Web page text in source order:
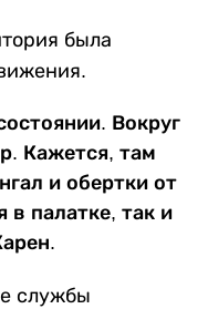
была
Вокруг
Кажется, там
и обертки от
в палатке, так и
службы